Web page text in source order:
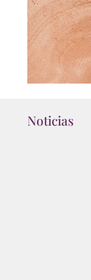
Noticias